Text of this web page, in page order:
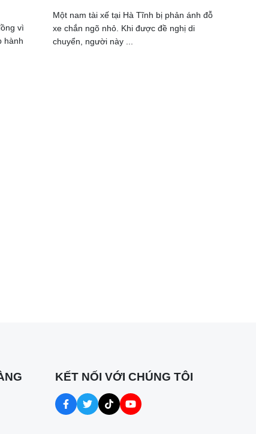
vì
hành
Một nam tài xế tại Hà Tĩnh bị phản ánh đỗ
xe chắn ngõ nhỏ. Khi được đề nghị di
chuyển, người này ...
KẾT NỐI VỚI CHÚNG TÔI